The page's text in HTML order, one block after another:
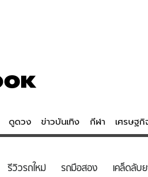
ดูดวง ข่าวบันเทิง กีฬา เศรษฐกิ
ดูดวง - ตรวจหวย
รีวิวรถใหม่ รถมือสอง เคล็ดลับ